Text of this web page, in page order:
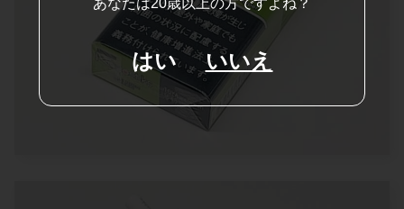
あなたは20歳以上の方ですよね？
はい いいえ